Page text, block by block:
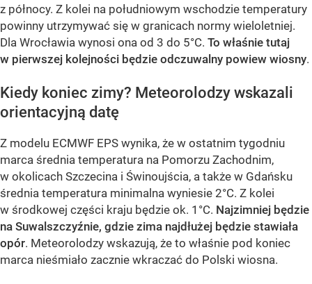
z północy. Z kolei na południowym wschodzie temperatury
powinny utrzymywać się w granicach normy wieloletniej.
Dla Wrocławia wynosi ona od 3 do 5°C. To właśnie tutaj
w pierwszej kolejności będzie odczuwalny powiew wiosny.
Kiedy koniec zimy? Meteorolodzy wskazali
orientacyjną datę
Z modelu ECMWF EPS wynika, że w ostatnim tygodniu
marca średnia temperatura na Pomorzu Zachodnim,
w okolicach Szczecina i Świnoujścia, a także w Gdańsku
średnia temperatura minimalna wyniesie 2°C. Z kolei
w środkowej części kraju będzie ok. 1°C. Najzimniej będzie
na Suwalszczyźnie, gdzie zima najdłużej będzie stawiała
opór. Meteorolodzy wskazują, że to właśnie pod koniec
marca nieśmiało zacznie wkraczać do Polski wiosna.